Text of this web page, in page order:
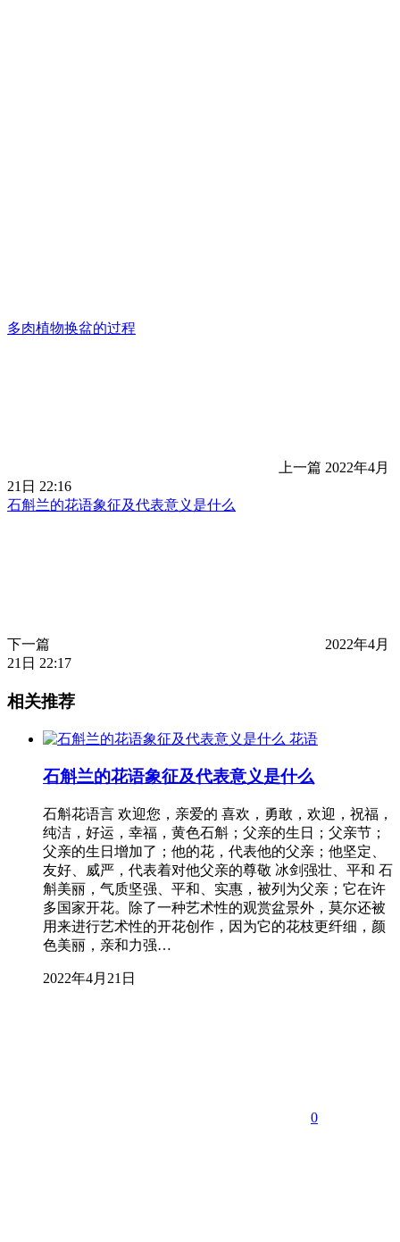
多肉植物换盆的过程
上一篇 2022年4月
21日 22:16
石斛兰的花语象征及代表意义是什么
下一篇
2022年4月
21日 22:17
相关推荐
花语
石斛兰的花语象征及代表意义是什么
石斛花语言 欢迎您，亲爱的 喜欢，勇敢，欢迎，祝福，
纯洁，好运，幸福，黄色石斛；父亲的生日；父亲节；
父亲的生日增加了；他的花，代表他的父亲；他坚定、
友好、威严，代表着对他父亲的尊敬 冰剑强壮、平和 石
斛美丽，气质坚强、平和、实惠，被列为父亲；它在许
多国家开花。除了一种艺术性的观赏盆景外，莫尔还被
用来进行艺术性的开花创作，因为它的花枝更纤细，颜
色美丽，亲和力强…
2022年4月21日
0